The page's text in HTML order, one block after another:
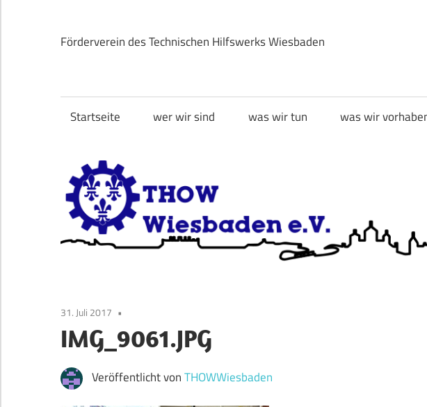
springen
Wiesbaden
Förderverein des Technischen Hilfswerks Wiesbaden
Startseite wer wir sind was wir tun was wir
31. Juli 2017
IMG_9061.JPG
Veröffentlicht vonTHOWWiesbaden